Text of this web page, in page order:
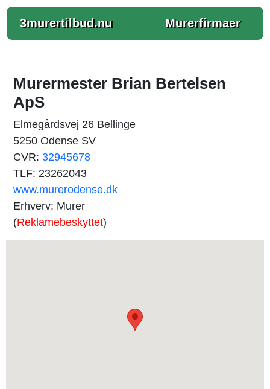
3murertilbud.nu Murerfirmaer
Murermester Brian Bertelsen
ApS
Elmegårdsvej 26 Bellinge
5250 Odense SV
CVR: 32945678
TLF: 23262043
www.murerodense.dk
Erhverv: Murer
(Reklamebeskyttet)